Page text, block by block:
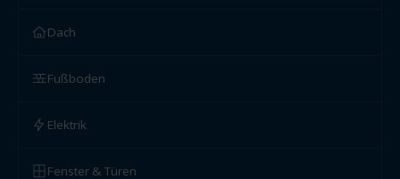
Dach
Fußboden
Elektrik
Fenster & Türen